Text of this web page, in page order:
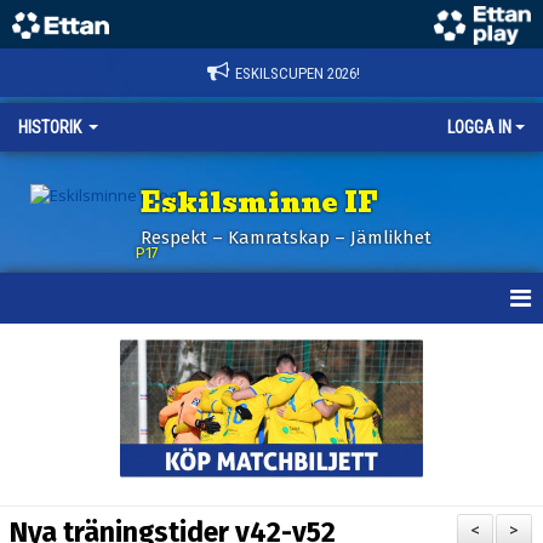
ESKILSCUPEN 2026!
HISTORIK LOGGA IN
Eskilsminne IF
Respekt – Kamratskap – Jämlikhet
P17
>
<
Nya träningstider v42-v52